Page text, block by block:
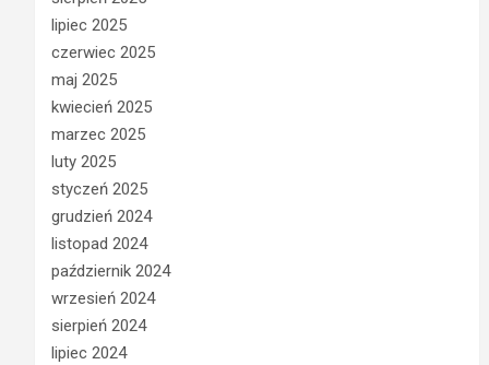
lipiec 2025
czerwiec 2025
maj 2025
kwiecień 2025
marzec 2025
luty 2025
styczeń 2025
grudzień 2024
listopad 2024
październik 2024
wrzesień 2024
sierpień 2024
lipiec 2024